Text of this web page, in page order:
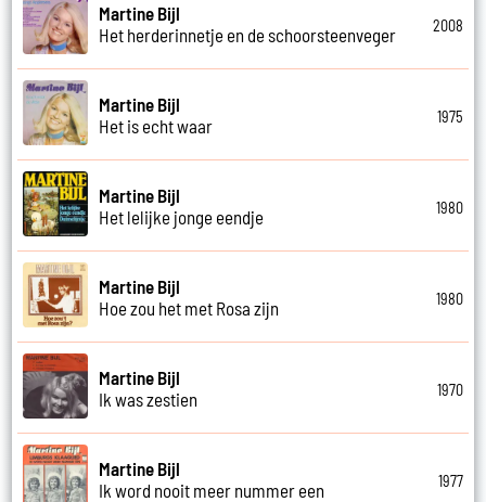
Martine Bijl
Het herderinnetje en de schoorsteenveger
2008
Martine Bijl
Het is echt waar
1975
Martine Bijl
Het lelijke jonge eendje
1980
Martine Bijl
Hoe zou het met Rosa zijn
1980
Martine Bijl
Ik was zestien
1970
Martine Bijl
Ik word nooit meer nummer een
1977